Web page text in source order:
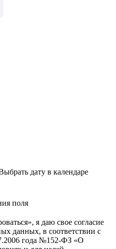
поля
я даю свое согласие
данных, в соответствии с
года №152-ФЗ «О